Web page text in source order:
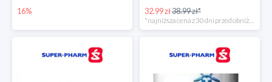
16% 32.99 zł38.99 zł*